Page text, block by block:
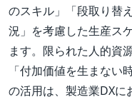
のスキル」「段取り替
況」を考慮した生産ス
ます。限られた人的資
「付加価値を生まない
の活用は、製造業DX